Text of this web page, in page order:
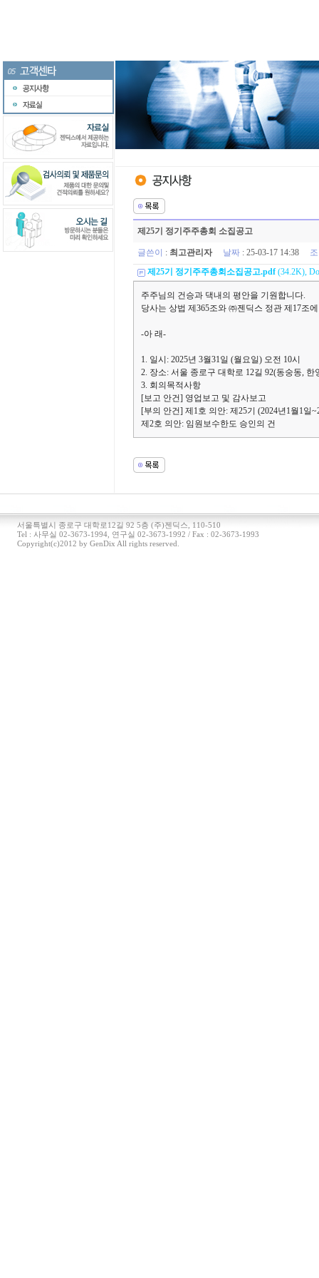
제25기 정기주주총회 소집공고
글쓴이 : 최고관리자 날짜: 25-03-17 14:38
제25기 정기주주총회소집공고.pdf(34.2K),
주주님의 건승과 댁내의 평안을 기원합니다.
당사는 상법 제365조와 ㈜젠딕스 정관 제17조
-아 래-
1. 일시: 2025년 3월31일 (월요일) 오전 10시
2. 장소: 서울 종로구 대학로 12길 92(동숭동, 한
3. 회의목적사항
[보고 안건] 영업보고 및 감사보고
[부의 안건] 제1호 의안: 제25기 (2024년1월1일
제2호 의안: 임원보수한도 승인의 건
서울특별시 종로구 대학로12길 92 5층 (주)젠딕스, 110-510
Tel : 사무실 02-3673-1994, 연구실 02-3673-1992 / Fax : 02-3673-1993
Copyright(c)2012 by GenDix All rights reserved.